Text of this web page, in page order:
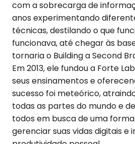
com a sobrecarga de
anos experimentando
técnicas, destilando o que
funcionava, até chegar às
tornaria o Building a Second
Em 2013, ele fundou a Forte
seus ensinamentos e
sucesso foi meteórico,
todas as partes do mundo e
todos em busca de uma
gerenciar suas vidas digitais e